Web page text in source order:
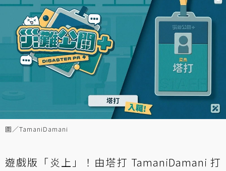
圖／TamaniDamani
遊戲版「炎上」！由塔打 TamaniDamani 打